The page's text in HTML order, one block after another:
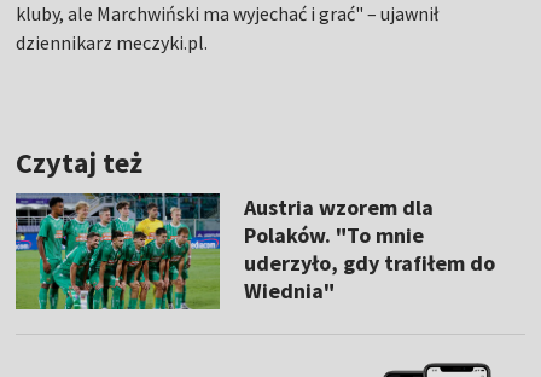
kluby, ale Marchwiński ma wyjechać i grać" – ujawnił
dziennikarz meczyki.pl.
Czytaj też
Austria wzorem dla
Polaków. "To mnie
uderzyło, gdy trafiłem do
Wiednia"